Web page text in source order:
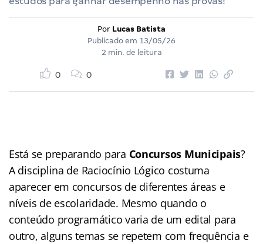
Por Lucas Batista
Publicado em 13/05/26
2 min. de leitura
0 0
Está se preparando para Concursos Municipais?
A disciplina de Raciocínio Lógico costuma
aparecer em concursos de diferentes áreas e
níveis de escolaridade. Mesmo quando o
conteúdo programático varia de um edital para
outro, alguns temas se repetem com frequência e